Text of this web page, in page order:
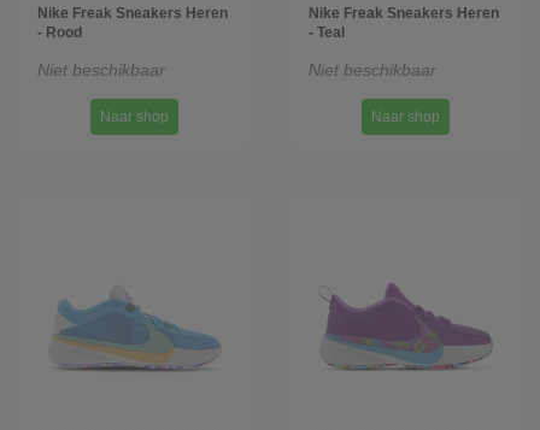
Nike Freak Sneakers Heren
- Rood
Niet beschikbaar
Naar shop
Nike Freak Sneakers Heren
- Teal
Niet beschikbaar
Naar shop